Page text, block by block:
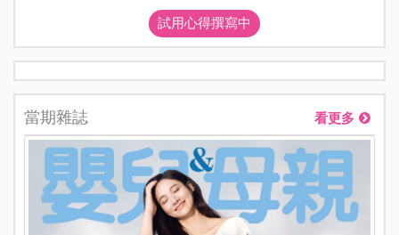
試用心得撰寫中
當期雜誌 看更多